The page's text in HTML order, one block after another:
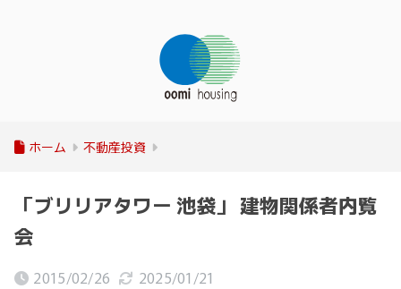
ホーム 不動産投資
「ブリリアタワー 池袋」 建物関係者内覧
会
2015/02/26 2025/01/21